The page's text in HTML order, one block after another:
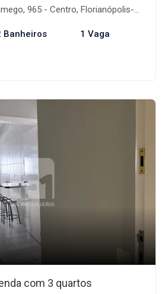
965 - Centro, Florianópolis-SC
Banheiros 1 Vaga
com 3 quartos